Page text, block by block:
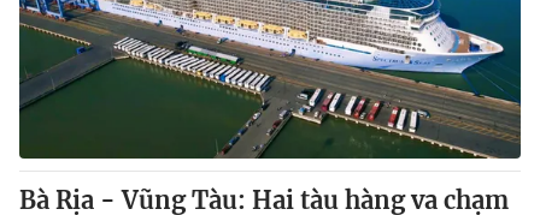
Cơ quan chủ quản:Đài Truyền hình Việt Nam
Cơ quan báo chí:Thời báo VTV
Giấy phép hoạt động báo in và báo điện tử số 483/GP-BTTTT
Tổng Biên tập:Vũ Thanh Thủy
Phó Tổng Biên tập:Nguyễn Thị Mỹ Hạnh, Phạm Quốc Thắng,
Bà Rịa - Vũng Tàu: Hai tàu hàng va chạm